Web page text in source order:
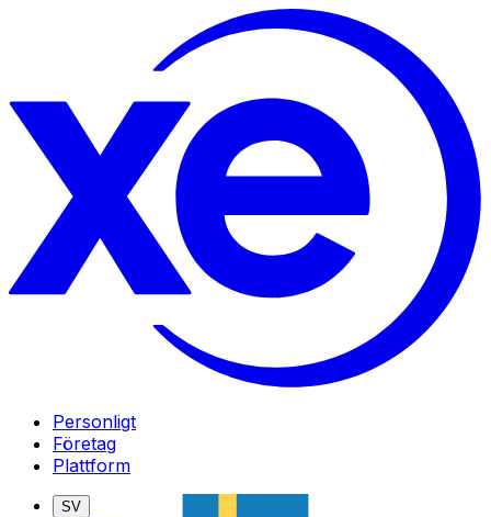
Personligt
Företag
Plattform
SV